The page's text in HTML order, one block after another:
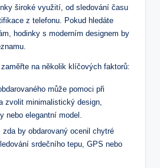
široké využití, od sledování času
z telefonu. Pokud hledáte
hodinky s moderním designem by
na několik klíčových faktorů:
může pomoci při
zvolit minimalistický design,
nebo elegantní model.
zda by obdarovaný ocenil chytré
srdečního tepu, GPS nebo